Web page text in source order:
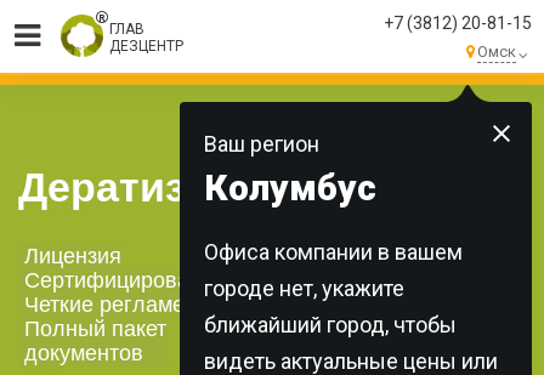
ГЛАВ
ДЕЗЦЕНТР
+7 (3812) 20-81-15
Омск
Ваш регион
Колумбус
Офиса компании в вашем
городе нет, укажите
ближайший город, чтобы
видеть актуальные цены или
МЫ ВЫПОЛНЯЕМБОЛЕЕ 250 ЗАКАЗОВ
КАЖДЫЙ ДЕНЬ!
Дератизация офисов
Лицензия
Сертифицированная химия
Четкие регламенты
Полный пакет
документов